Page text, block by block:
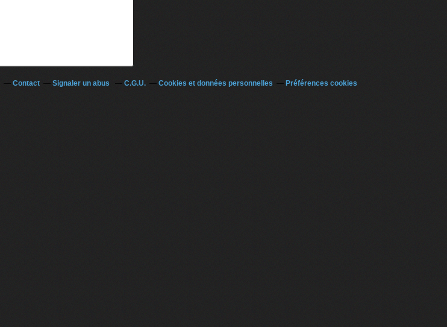
Contact Signaler un abus C.G.U. Cookies et données personnelles Préférences cookies